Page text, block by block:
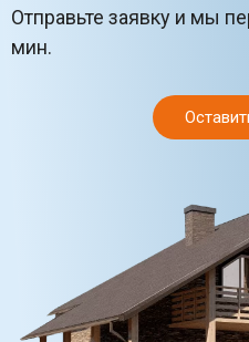
Отправьте заявку и мы
мин.